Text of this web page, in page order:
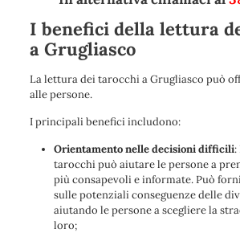
I benefici della lettura
a Grugliasco
La lettura dei tarocchi a Grugliasco può
alle persone.
I principali benefici includono:
Orientamento nelle decisioni difficili:
tarocchi può aiutare le persone a
più consapevoli e informate. Può
sulle potenziali conseguenze delle
aiutando le persone a scegliere la
loro;